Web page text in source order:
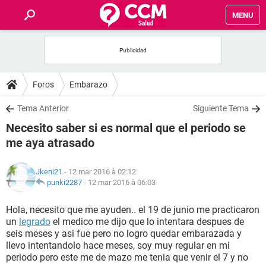
MENU
FORUMS
SALUD
NUTRICIÓN
SEXUALIDAD
GLOSARIO
Foros Embarazo
Tema Anterior Siguiente Tema
Necesito saber si es normal que el periodo se
me aya atrasado
Jkeni21 - 12 mar 2016 à 02:12
punki2287 - 12 mar 2016 à 06:03
Hola, necesito que me ayuden.. el 19 de junio me practicaron
un legrado el medico me dijo que lo intentara despues de
seis meses y asi fue pero no logro quedar embarazada y
llevo intentandolo hace meses, soy muy regular en mi
periodo pero este me de mazo me tenia que venir el 7 y no